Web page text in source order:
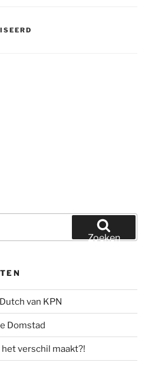
Zoeken
van KPN
Domstad
verschil maakt?!